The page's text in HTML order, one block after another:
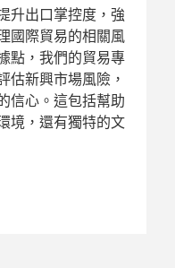
升出口掌控度，強
國際貿易的相關風
點，我們的貿易專
估新興市場風險，
信心。這包括幫助
境，還有獨特的文